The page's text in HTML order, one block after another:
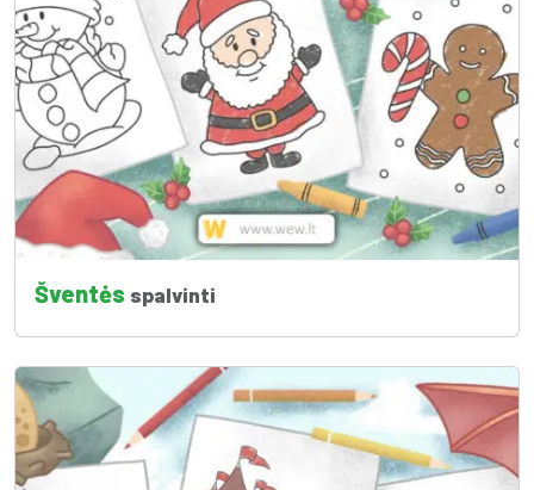
Šventės spalvinti